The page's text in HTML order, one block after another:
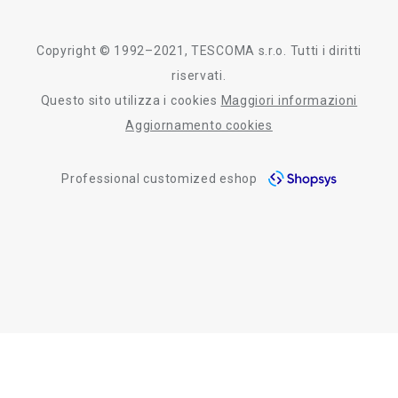
Tescoma nel mondo
informativa whistleblowing
Copyright © 1992–2021, TESCOMA s.r.o. Tutti i diritti
riservati.
Questo sito utilizza i cookies Maggiori informazioni
Aggiornamento cookies
Professional customized eshop